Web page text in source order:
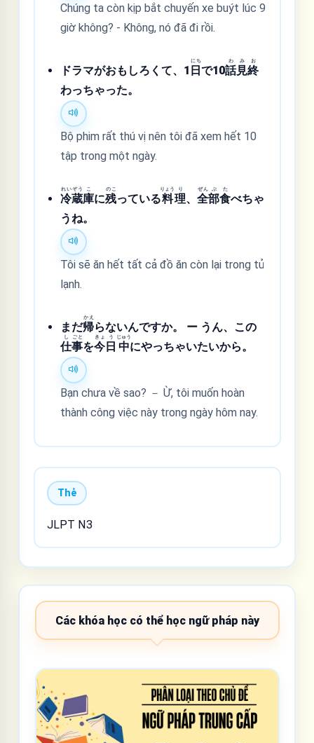
Chúng ta còn kịp bắt chuyến xe buýt lúc 9
giờ không? - Không, nó đã đi rồi.
ドラマがおもしろくて、1 日
にち
で10話
わ
見
み
終
お
わっちゃった。
Bộ phim rất thú vị nên tôi đã xem hết 10
tập trong một ngày.
冷
れい
蔵
ぞう
庫
こ
に残
のこ
っている料
りょう
理
り
、全
ぜん
部
ぶ
食
た
べちゃ
うね。
Tôi sẽ ăn hết tất cả đồ ăn còn lại trong tủ
lạnh.
まだ帰
かえ
らないんですか。 ー うん、この
仕
し
事
ごと
を今
きょ
日
う
中
じゅう
にやっちゃいたいから。
Bạn chưa về sao? － Ừ, tôi muốn hoàn
thành công việc này trong ngày hôm nay.
Thẻ
JLPT N3
Các khóa học có thể học ngữ pháp này